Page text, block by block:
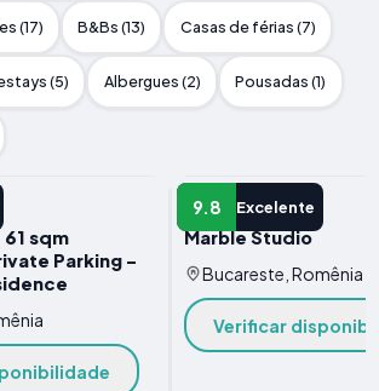
(17) B&Bs (13) Casas de férias (7)
(5) Albergues (2) Pousadas (1)
sqm
Parking -
9.8 Excelente
APARTAMENTO
Marble Studio
Bucareste, Romênia
Verificar